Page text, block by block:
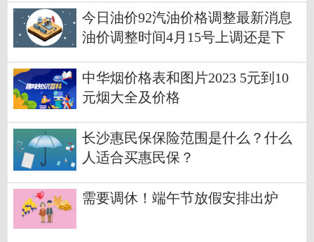
今日油价92汽油价格调整最新消息
油价调整时间4月15号上调还是下
中华烟价格表和图片2023 5元到10
元烟大全及价格
长沙惠民保保险范围是什么？什么
人适合买惠民保？
需要调休！端午节放假安排出炉